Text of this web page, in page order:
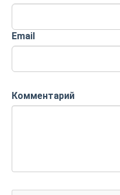
Email
Комментарий